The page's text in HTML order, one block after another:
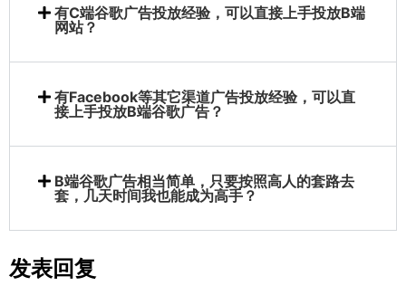
有C端谷歌广告投放经验，可以直接上手投放B端
网站？
有Facebook等其它渠道广告投放经验，可以直
接上手投放B端谷歌广告？
B端谷歌广告相当简单，只要按照高人的套路去
套，几天时间我也能成为高手？
发表回复